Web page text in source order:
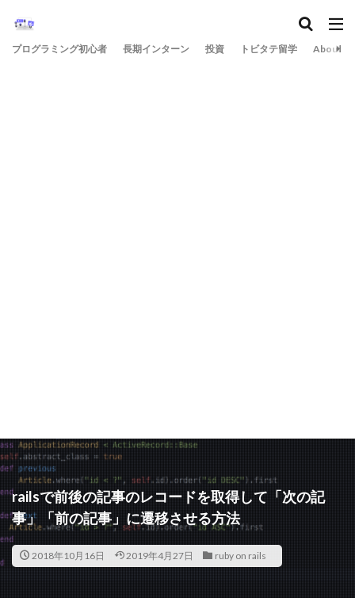
プログラミング初心者 長期インターン 投資 トビタテ留学 About
railsで前後の記事のレコードを取得して「次の記
事」「前の記事」に遷移させる方法
2018年10月16日 2019年4月27日 ruby on rails